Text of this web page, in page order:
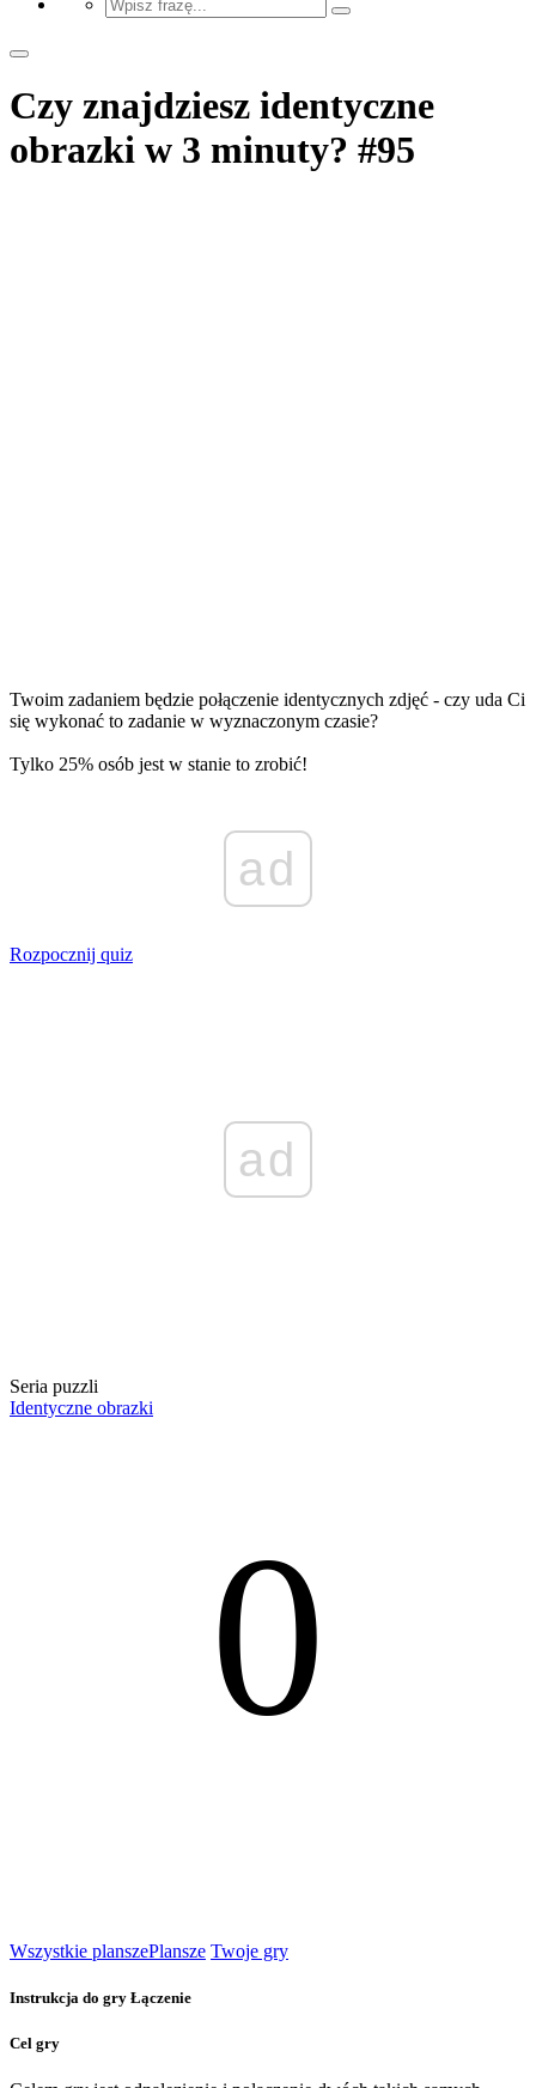
Czy znajdziesz identyczne
obrazki w 3 minuty? #95
Twoim zadaniem będzie połączenie identycznych zdjęć - czy uda Ci
się wykonać to zadanie w wyznaczonym czasie?
Tylko 25% osób jest w stanie to zrobić!
ad
Rozpocznij quiz
ad
Seria puzzli
Identyczne obrazki
0
Wszystkie planszePlansze Twoje gry
Instrukcja do gry Łączenie
Cel gry